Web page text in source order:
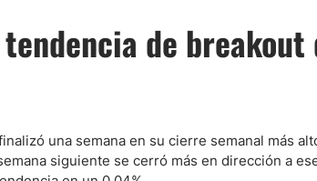
de breakout
una semana en su cierre semanal más
siguiente se cerró más en dirección a